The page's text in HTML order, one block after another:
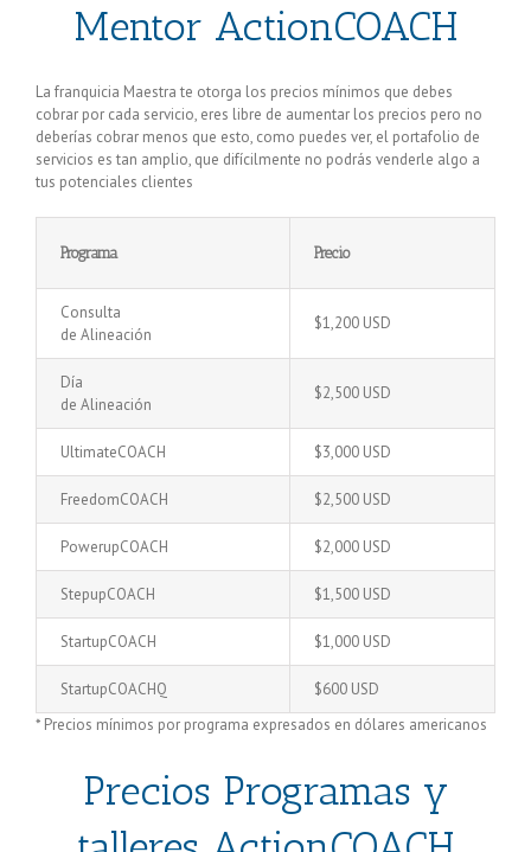
Mentor ActionCOACH
La franquicia Maestra te otorga los precios mínimos que debes
cobrar por cada servicio, eres libre de aumentar los precios pero no
deberías cobrar menos que esto, como puedes ver, el portafolio de
servicios es tan amplio, que difícilmente no podrás venderle algo a
tus potenciales clientes
Programa Precio
Consulta
de Alineación
$1,200 USD
Día
de Alineación
$2,500 USD
UltimateCOACH $3,000 USD
FreedomCOACH $2,500 USD
PowerupCOACH $2,000 USD
StepupCOACH $1,500 USD
StartupCOACH $1,000 USD
StartupCOACHQ
$600 USD
* Precios mínimos por programa expresados en dólares americanos
Precios Programas y